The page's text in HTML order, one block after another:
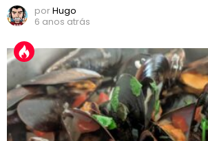
porHugo
6 anos atrás